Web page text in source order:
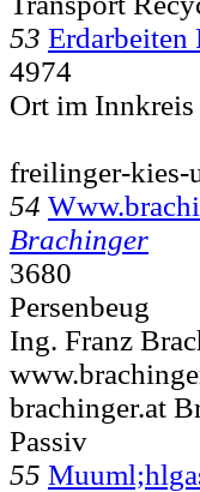
53 Erdarbeiten
4974
Ort im Innkreis
freilinger-kies-
54
Brachinger
3680
Persenbeug
Ing. Franz
brachinger.at
Passiv
55